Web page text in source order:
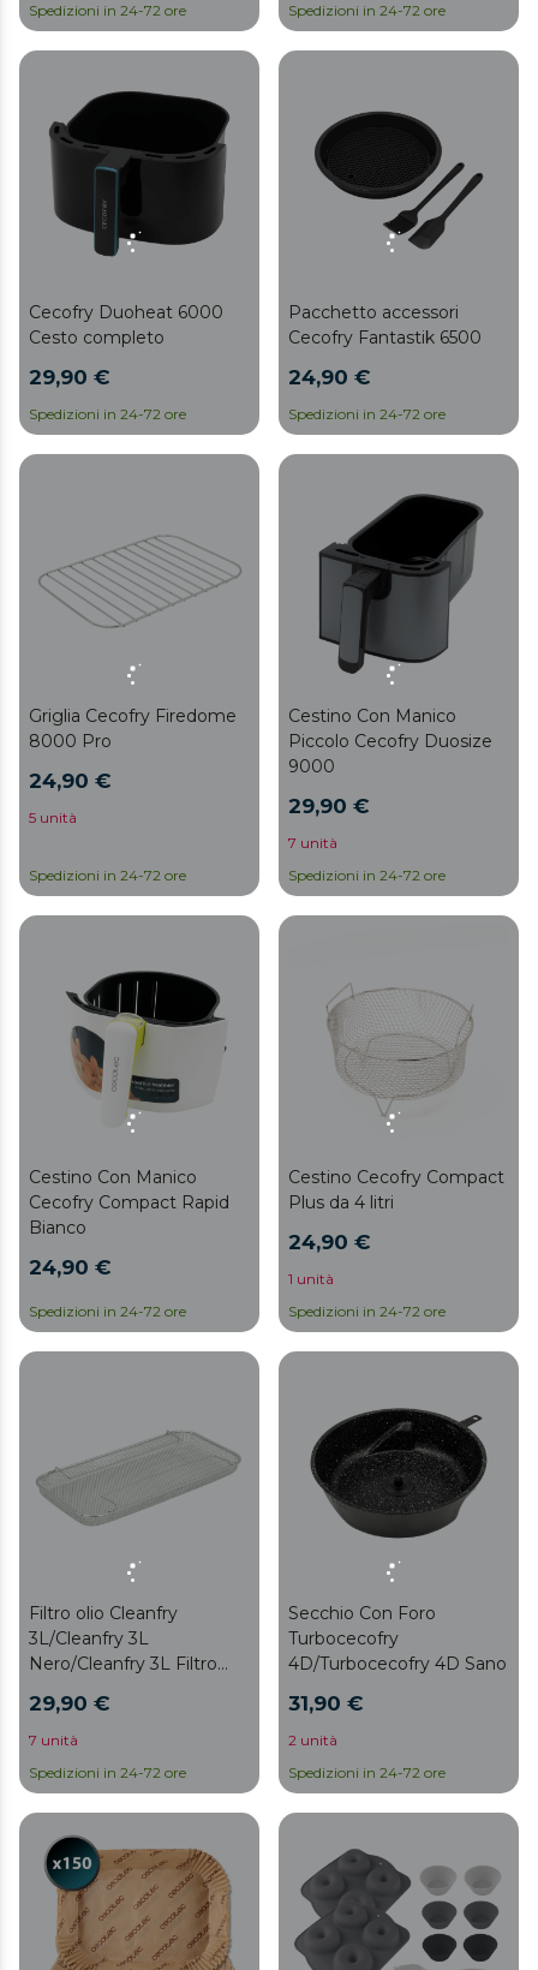
Spedizioni in 24-72 ore Spedizioni in 24-72 ore
Cecofry Duoheat 6000
Cesto completo
29,90 €
Spedizioni in 24-72 ore
Pacchetto accessori
Cecofry Fantastik 6500
24,90 €
Spedizioni in 24-72 ore
Griglia Cecofry Firedome
8000 Pro
24,90 €
5 unità
Spedizioni in 24-72 ore
Cestino Con Manico
Piccolo Cecofry Duosize
9000
29,90 €
7 unità
Spedizioni in 24-72 ore
Cestino Con Manico
Cecofry Compact Rapid
Bianco
24,90 €
Spedizioni in 24-72 ore
Cestino Cecofry Compact
Plus da 4 litri
24,90 €
1 unità
Spedizioni in 24-72 ore
Filtro olio Cleanfry
3L/Cleanfry 3L
Nero/Cleanfry 3L Filtro
29,90 €
7 unità
Spedizioni in 24-72 ore
Secchio Con Foro
Turbocecofry
4D/Turbocecofry 4D Sano
31,90 €
2 unità
Spedizioni in 24-72 ore